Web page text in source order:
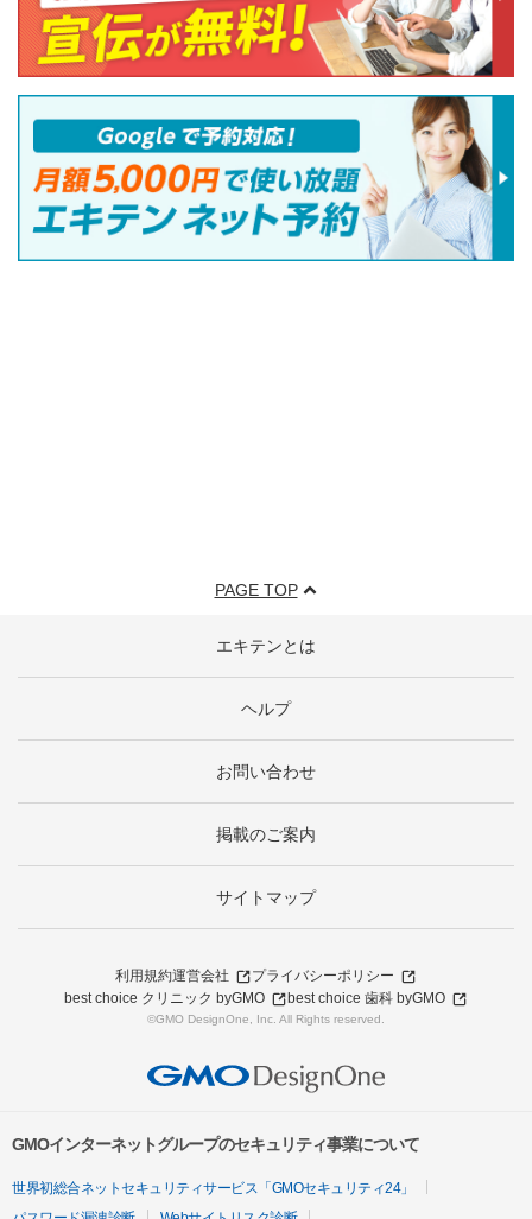
PAGE TOP
エキテンとは
ヘルプ
お問い合わせ
掲載のご案内
サイトマップ
利用規約運営会社
プライバシーポリシー
best choice クリニック byGMO
best choice 歯科 byGMO
©GMO DesignOne, Inc. All Rights reserved.
GMOインターネットグループのセキュリティ事業について
世界初総合ネットセキュリティサービス「GMOセキュリティ24」